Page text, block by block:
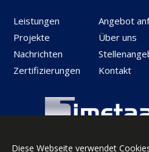
Leistungen
Projekte
Nachrichten
Zertifizierungen
Angebot
Über uns
Kontakt
© 2026 Imetaal
Diese Webseite verwendet